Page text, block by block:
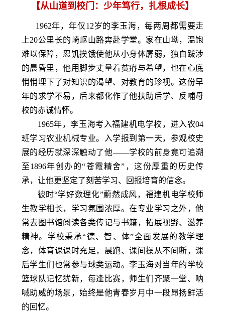
【从山道到校门： 少年笃行，扎根成长】
1962年，年仅12岁的李玉海，每两周都需要走
上20公里长的崎岖山路奔赴学堂。家在山坳，温饱
难以保障，忍饥挨饿使他从小身体孱弱，独自跋涉
的晨昏里，他用脚步丈量着贫瘠与希望，也在心底
悄悄埋下了对知识的渴望、对教育的珍视。这份早
年的求学不易，后来都化作了他扶助后学、反哺母
校的赤诚情怀。
1965年，李玉海考入福建机电学校，进入农04
班学习农业机械专业。入学报到第一天，参观校史
展的经历就深深触动了他——学校的前身竟可追溯
至1896年创办的“苍霞精舍”，这份厚重的历史传
承，让他更坚定了刻苦学习、回报培育的信念。
彼时“学好数理化”蔚然成风，福建机电学校师
生教学相长，学习氛围浓厚。在专业学习之外，他
常去图书馆阅读各类传记与书籍，拓展视野、滋养
精神。学校秉承“德、智、体”全面发展的教学理
念，体育课课时充足，晨跑、课间操从不间断，课
后学生们也常参与球类运动。李玉海对当年的学校
篮球队记忆犹新，每逢比赛，师生们齐聚一堂、呐
喊助威的场景，始终是他青春岁月中一段昂扬鲜活
的回忆。